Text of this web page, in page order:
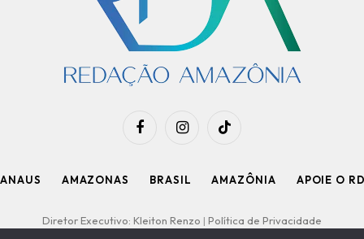
FacebookInstagramTikTok
AMAZONAS BRASIL AMAZÔNIA APOIE O
Diretor Executivo: Kleiton Renzo | Política de Privacidade